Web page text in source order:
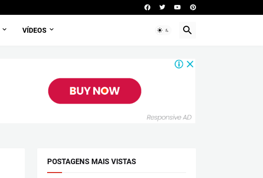
VÍDEOS
POSTAGENS MAIS VISTAS